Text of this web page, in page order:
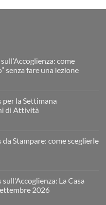
come
senza fare una lezione
la Settimana
di Attività
Stampare: come sceglierle
La Casa
2026